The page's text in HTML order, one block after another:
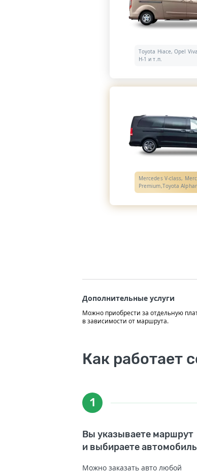
Toyota Hiace, Opel
H-1 и т.п.
Mercedes V-class,
Premium,Toyota
Дополнительные услуги
Можно приобрести за отдельную
в зависимости от маршрута.
Как работает
1
Вы указываете маршрут
и выбираете автомобиль
Можно заказать авто любой